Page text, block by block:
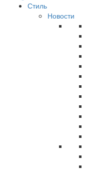
Стиль
Новости